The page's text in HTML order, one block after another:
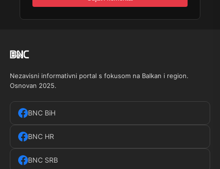
Nezavisni informativni portal s fokusom na Balkan i region.
Osnovan 2025.
BNC BiH
BNC HR
BNC SRB